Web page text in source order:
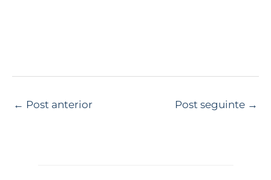
← Post anterior Post seguinte →